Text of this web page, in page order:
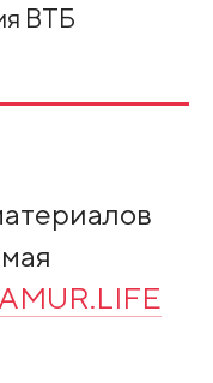
ВТБ
AMUR.LIFE